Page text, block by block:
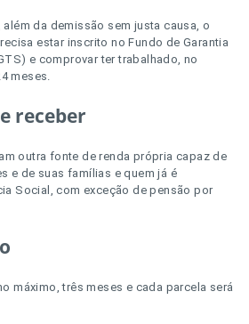
da demissão sem justa causa, o
estar inscrito no Fundo de Garantia
e comprovar ter trabalhado, no
meses.
receber
outra fonte de renda própria capaz de
e de suas famílias e quem já é
Social, com exceção de pensão por
máximo, três meses e cada parcela será